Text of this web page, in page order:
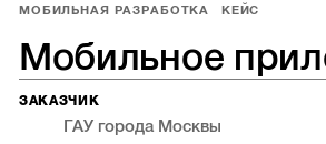
МОБИЛЬНАЯ РАЗРАБОТКА КЕЙС
Мобильное
ЗАКАЗЧИК
ГАУ города Москвы